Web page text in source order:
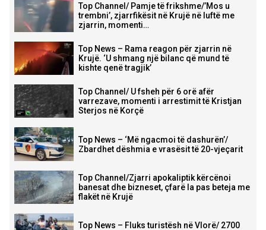
Top Channel/ Pamje të frikshme/’Mos u
trembni’, zjarrfikësit në Krujë në luftë me
zjarrin, momenti…
Top News – Rama reagon për zjarrin në
Krujë. ‘U shmang një bilanc që mund të
kishte qenë tragjik’
Top Channel/ U fsheh për 6 orë afër
varrezave, momenti i arrestimit të Kristjan
Sterjos në Korçë
Top News – ‘Më ngacmoi të dashurën’/
Zbardhet dëshmia e vrasësit të 20-vjeçarit
Top Channel/Zjarri apokaliptik kërcënoi
banesat dhe bizneset, çfarë la pas beteja me
flakët në Krujë
Top News – Fluks turistësh në Vlorë/ 2700